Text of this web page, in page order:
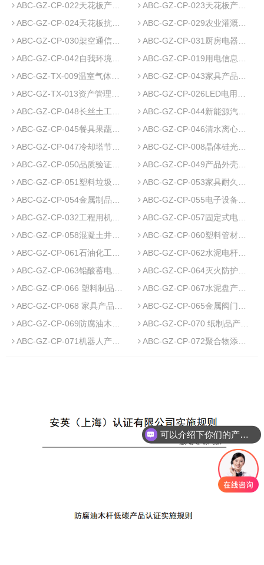
ABC-GZ-CP-022天花板产品有害物质限量认证实施规则
ABC-GZ-CP-023天花板产品防霉认证实施规则
ABC-GZ-CP-024天花板抗菌产品认证实施规则
ABC-GZ-CP-029农业灌溉用过滤器节水产品认证实施规则
ABC-GZ-CP-030架空通信线路铁件自我环境声明（Ⅱ型环境标志）产品认证实施规则
ABC-GZ-CP-031厨房电器设备自我环境声明（Ⅱ型环境标志）产品认证实施规则
ABC-GZ-CP-042自我环境声明（Ⅱ型环境标志）产品认证实施规则 服装
ABC-GZ-CP-019用电信息采集终端产品碳足迹认证实施规则
ABC-GZ-TX-009温室气体管理体系认证实施规则
ABC-GZ-CP-043家具产品品质验证认证实施规则
ABC-GZ-TX-013资产管理体系认证实施规则
ABC-GZ-CP-026LED电用光电器具产品碳足迹认证实施规则
ABC-GZ-CP-048长丝土工布产品质量认证实施规则
ABC-GZ-CP-044新能源汽车产品碳足迹认证实施规则
ABC-GZ-CP-045餐具果蔬洗涤剂产品质量认证实施规则
ABC-GZ-CP-046清水离心泵节能产品认证实施规则
ABC-GZ-CP-047冷却塔节水产品认证实施规则
ABC-GZ-CP-008晶体硅光伏组件产品碳足迹认证规则
ABC-GZ-CP-050品质验证产品认证实施规则电磁灶
ABC-GZ-CP-049产品外壳防护等级认证实施规则流量计
ABC-GZ-CP-051塑料垃圾袋产品质量认证实施规则
ABC-GZ-CP-053家具耐久性产品认证实施规则
ABC-GZ-CP-054金属制品产品碳足迹认证实施规则
ABC-GZ-CP-055电子设备产品碳足迹认证实施规则
ABC-GZ-CP-032工程用机编钢丝网及组合体产品质量认证实施规则
ABC-GZ-CP-057固定式电化学储能系统产品碳足迹认证实施规则
ABC-GZ-CP-058混凝土井盖产品碳足迹认证实施规则
ABC-GZ-CP-060塑料管材管件产品碳足迹认证实施规则
ABC-GZ-CP-061石油化工助剂产品碳足迹认证实施规则
ABC-GZ-CP-062水泥电杆产品碳足迹认证实施规则
ABC-GZ-CP-063铅酸蓄电池产品碳足迹认证实施规则
ABC-GZ-CP-064灭火防护服产品碳足迹认证实施规则
ABC-GZ-CP-066 塑料制品产品碳足迹认证实施规则
ABC-GZ-CP-067水泥盘产品碳足迹认证实施规则
ABC-GZ-CP-068 家具产品碳足迹认证实施规则
ABC-GZ-CP-065金属阀门产品碳足迹认证实施规则
ABC-GZ-CP-069防腐油木杆产品碳足迹认证实施规则
ABC-GZ-CP-070 纸制品产品碳足迹认证实施规则
ABC-GZ-CP-071机器人产品碳足迹认证实施规则
ABC-GZ-CP-072聚合物添加剂产品碳足迹认证实施规则
可以介绍下你们的产品么